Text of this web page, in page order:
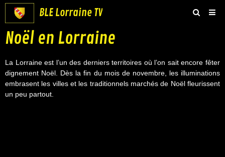
BLE Lorraine TV
Accueil
BLE Vidéos
Boutique
Noël en Lorraine
La Lorraine est l’un des derniers territoires où l’on sait encore fêter
dignement Noël. Dès la fin du mois de novembre, les illuminations
embrasent les villes et les traditionnels marchés de Noël fleurissent
un peu partout.